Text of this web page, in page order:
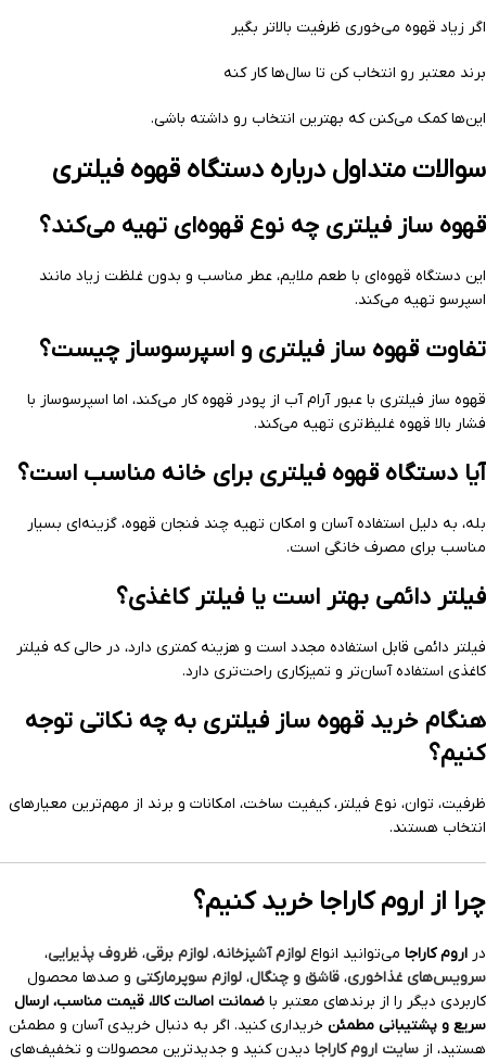
اگر زیاد قهوه می‌خوری ظرفیت بالاتر بگیر
برند معتبر رو انتخاب کن تا سال‌ها کار کنه
این‌ها کمک می‌کنن که بهترین انتخاب رو داشته باشی.
سوالات متداول درباره دستگاه قهوه فیلتری
قهوه ساز فیلتری چه نوع قهوه‌ای تهیه می‌کند؟
این دستگاه قهوه‌ای با طعم ملایم، عطر مناسب و بدون غلظت زیاد مانند
اسپرسو تهیه می‌کند.
تفاوت قهوه ساز فیلتری و اسپرسوساز چیست؟
قهوه ساز فیلتری با عبور آرام آب از پودر قهوه کار می‌کند، اما اسپرسوساز با
فشار بالا قهوه غلیظ‌تری تهیه می‌کند.
آیا دستگاه قهوه فیلتری برای خانه مناسب است؟
بله، به دلیل استفاده آسان و امکان تهیه چند فنجان قهوه، گزینه‌ای بسیار
مناسب برای مصرف خانگی است.
فیلتر دائمی بهتر است یا فیلتر کاغذی؟
فیلتر دائمی قابل استفاده مجدد است و هزینه کمتری دارد، در حالی که فیلتر
کاغذی استفاده آسان‌تر و تمیزکاری راحت‌تری دارد.
هنگام خرید قهوه ساز فیلتری به چه نکاتی توجه
کنیم؟
ظرفیت، توان، نوع فیلتر، کیفیت ساخت، امکانات و برند از مهم‌ترین معیارهای
انتخاب هستند.
چرا از اروم کاراجا خرید کنیم؟
در اروم کاراجا می‌توانید انواع لوازم آشپزخانه، لوازم برقی، ظروف پذیرایی،
سرویس‌های غذاخوری، قاشق و چنگال، لوازم سوپرمارکتی و صدها محصول
کاربردی دیگر را از برندهای معتبر با ضمانت اصالت کالا، قیمت مناسب، ارسال
سریع و پشتیبانی مطمئن خریداری کنید. اگر به دنبال خریدی آسان و مطمئن
هستید، از سایت اروم کاراجا دیدن کنید و جدیدترین محصولات و تخفیف‌های